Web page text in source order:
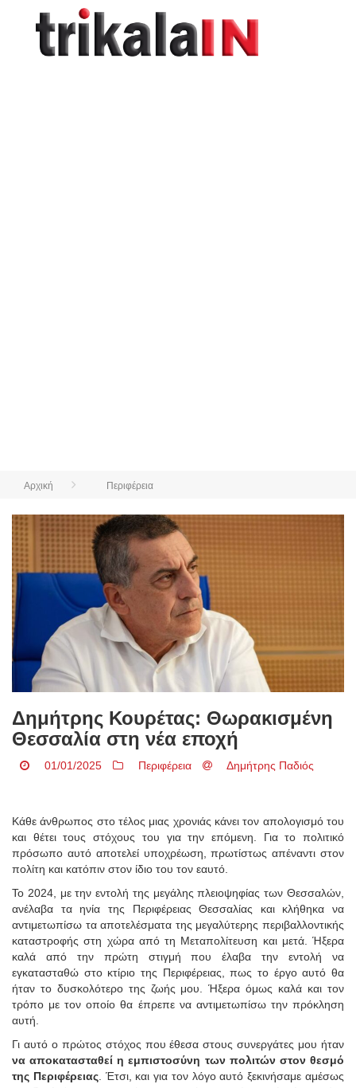
Αρχική Περιφέρεια
Δημήτρης Κουρέτας: Θωρακισμένη
Θεσσαλία στη νέα εποχή
01/01/2025 Περιφέρεια Δημήτρης Παδιός
Κάθε άνθρωπος στο τέλος μιας χρονιάς κάνει τον απολογισμό του
και θέτει τους στόχους του για την επόμενη. Για το πολιτικό
πρόσωπο αυτό αποτελεί υποχρέωση, πρωτίστως απέναντι στον
πολίτη και κατόπιν στον ίδιο του τον εαυτό.
Το 2024, με την εντολή της μεγάλης πλειοψηφίας των Θεσσαλών,
ανέλαβα τα ηνία της Περιφέρειας Θεσσαλίας και κλήθηκα να
αντιμετωπίσω τα αποτελέσματα της μεγαλύτερης περιβαλλοντικής
καταστροφής στη χώρα από τη Μεταπολίτευση και μετά. Ήξερα
καλά από την πρώτη στιγμή που έλαβα την εντολή να
εγκατασταθώ στο κτίριο της Περιφέρειας, πως το έργο αυτό θα
ήταν το δυσκολότερο της ζωής μου. Ήξερα όμως καλά και τον
τρόπο με τον οποίο θα έπρεπε να αντιμετωπίσω την πρόκληση
αυτή.
Γι αυτό ο πρώτος στόχος που έθεσα στους συνεργάτες μου ήταν
να αποκατασταθεί η εμπιστοσύνη των πολιτών στον θεσμό
της Περιφέρειας. Έτσι, και για τον λόγο αυτό ξεκινήσαμε αμέσως